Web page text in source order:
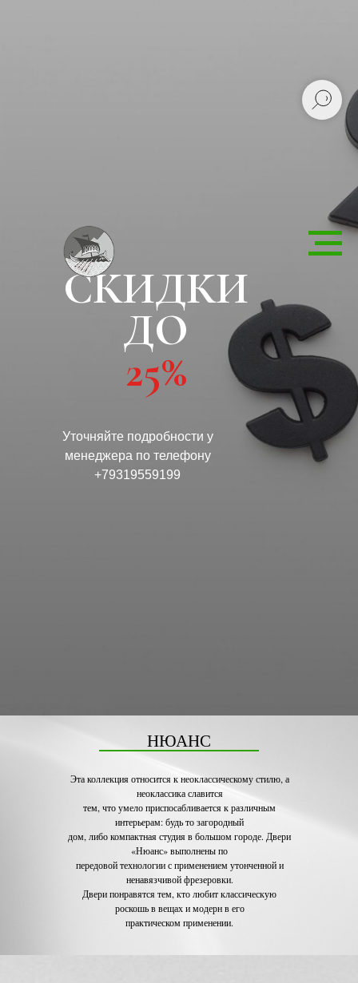
СКИДКИ
ДО
25%
Уточняйте подробности у
менеджера по телефону
+79319559199
Эта коллекция относится к неоклассическому стилю, а
неоклассика славится
тем, что умело приспосабливается к различным
интерьерам: будь то загородный
дом, либо компактная студия в большом городе. Двери
«Нюанс» выполнены по
передовой технологии с применением утонченной и
ненавязчивой фрезеровки.
Двери понравятся тем, кто любит классическую
роскошь в вещах и модерн в его
практическом применении.
НЮАНС